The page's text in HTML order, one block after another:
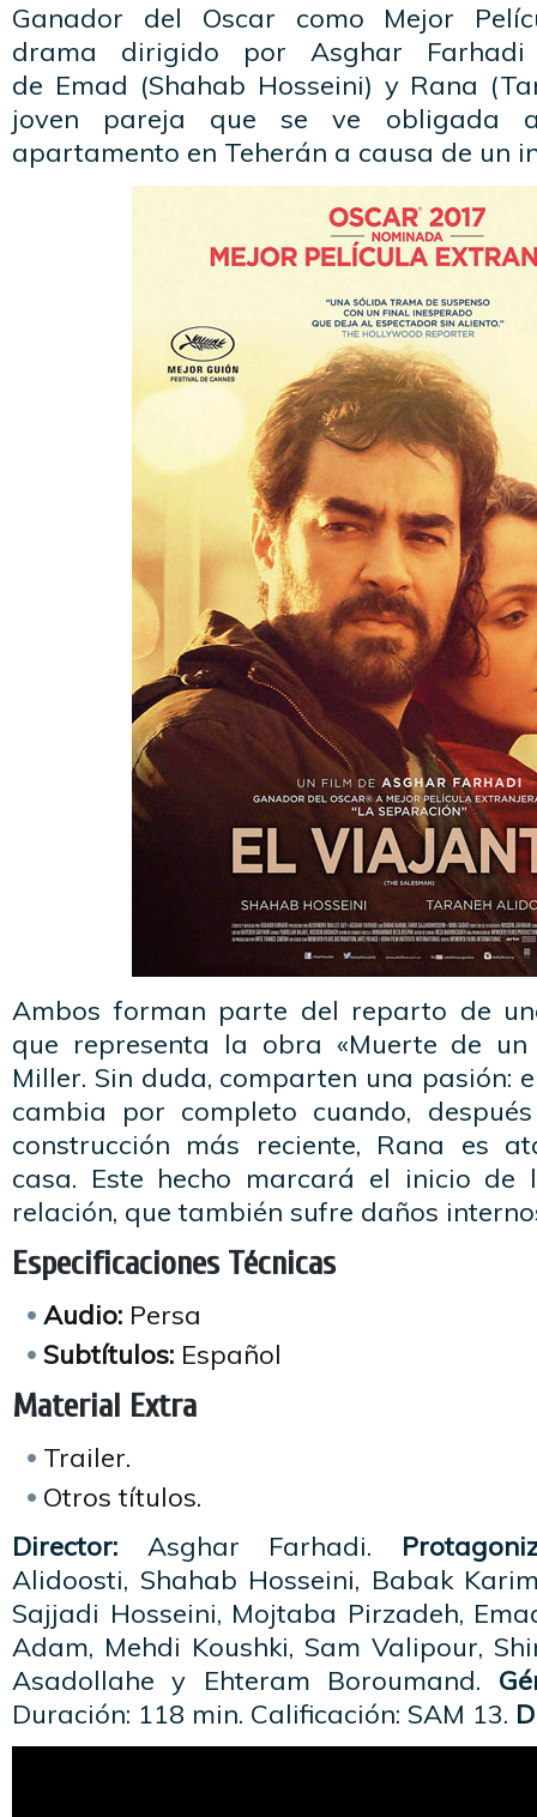
Ganador del Oscar como Mejor
drama dirigido por Asghar
de Emad (Shahab Hosseini) y Rana
joven pareja que se ve obligada
apartamento en Teherán a causa de un
Ambos forman parte del reparto de
que representa la obra «Muerte de
Miller. Sin duda, comparten una pasión:
cambia por completo cuando,
construcción más reciente, Rana es
casa. Este hecho marcará el inicio de
relación, que también sufre daños
Especificaciones Técnicas
Audio: Persa
Subtítulos: Español
Material Extra
Trailer.
Otros títulos.
Director: Asghar Farhadi.
Alidoosti, Shahab Hosseini, Babak
Sajjadi Hosseini, Mojtaba Pirzadeh,
Adam, Mehdi Koushki, Sam Valipour,
Asadollahe y Ehteram Boroumand.
Duración: 118 min. Calificación: SAM 13.